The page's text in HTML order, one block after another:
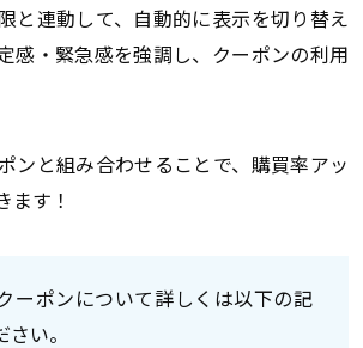
と連動して、自動的に表示を切り替え
感・緊急感を強調し、クーポンの利用
ンと組み合わせることで、購買率アッ
ます！
ーポンについて詳しくは以下の記
い。